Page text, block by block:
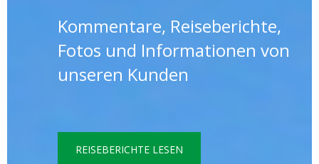
Kommentare, Reiseberichte,
Fotos und Informationen von
unseren Kunden
REISEBERICHTE LESEN